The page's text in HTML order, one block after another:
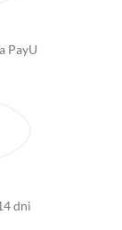
PayU
dni